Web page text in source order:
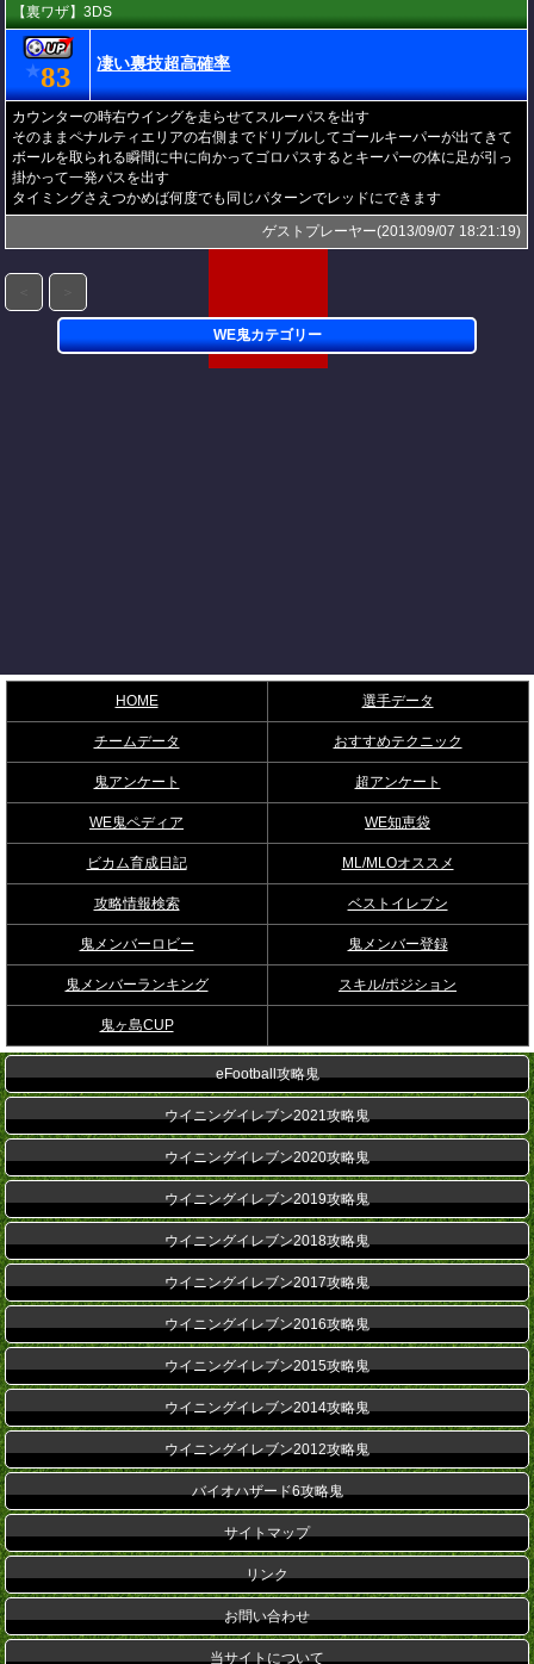
【裏ワザ】3DS
★83 凄い裏技超高確率
カウンターの時右ウイングを走らせてスルーパスを出す
そのままペナルティエリアの右側までドリブルしてゴールキーパーが出てきて
ボールを取られる瞬間に中に向かってゴロパスするとキーパーの体に足が引っ
掛かって一発パスを出す
タイミングさえつかめば何度でも同じパターンでレッドにできます
ゲストプレーヤー(2013/09/07 18:21:19)
WE鬼カテゴリー
HOME 選手データ
チームデータ おすすめテクニック
鬼アンケート 超アンケート
WE鬼ペディア WE知恵袋
ビカム育成日記 ML/MLOオススメ
攻略情報検索 ベストイレブン
鬼メンバーロビー 鬼メンバー登録
鬼メンバーランキング スキル/ポジション
鬼ヶ島CUP
eFootball攻略鬼
ウイニングイレブン2021攻略鬼
ウイニングイレブン2020攻略鬼
ウイニングイレブン2019攻略鬼
ウイニングイレブン2018攻略鬼
ウイニングイレブン2017攻略鬼
ウイニングイレブン2016攻略鬼
ウイニングイレブン2015攻略鬼
ウイニングイレブン2014攻略鬼
ウイニングイレブン2012攻略鬼
バイオハザード6攻略鬼
サイトマップ
リンク
お問い合わせ
当サイトについて